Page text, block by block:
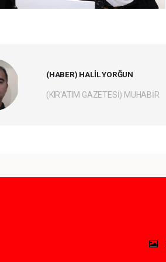
(HABER) HALİL YORĞUN
(KIR'ATIM GAZETESİ) MUHABİR